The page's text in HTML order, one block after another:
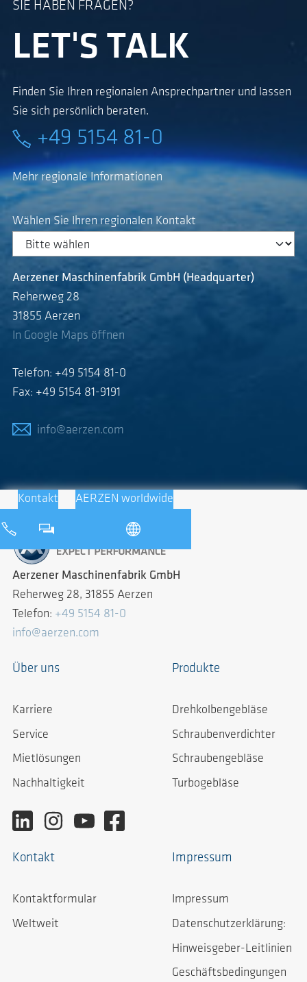
SIE HABEN FRAGEN?
LET'S TALK
Finden Sie Ihren regionalen Ansprechpartner und lassen
Sie sich persönlich beraten.
+49 5154 81-0
Mehr regionale Informationen
Wählen Sie Ihren regionalen Kontakt
Aerzener Maschinenfabrik GmbH (Headquarter)
Reherweg 28
31855 Aerzen
In Google Maps öffnen
Telefon: +49 5154 81-0
Fax: +49 5154 81-9191
info@aerzen.com
Kontakt AERZEN worldwide
Aerzener Maschinenfabrik GmbH
Reherweg 28, 31855 Aerzen
Telefon: +49 5154 81-0
info@aerzen.com
Über uns
Karriere
Service
Mietlösungen
Nachhaltigkeit
Produkte
Drehkolbengebläse
Schraubenverdichter
Schraubengebläse
Turbogebläse
Kontakt
Kontaktformular
Weltweit
Impressum
Impressum
Datenschutzerklärung:
Hinweisgeber-Leitlinien
Geschäftsbedingungen